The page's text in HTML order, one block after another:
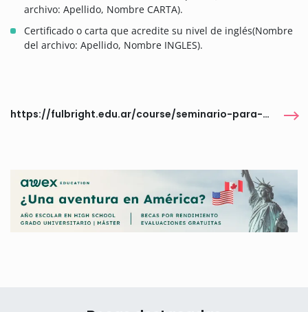
archivo: Apellido, Nombre CARTA).
Certificado o carta que acredite su nivel de inglés(Nombre
del archivo: Apellido, Nombre INGLES).
https://fulbright.edu.ar/course/seminario-para-estudiantes-universitarios-en-ee-uu-study-of-the-u-s-institute-for-student-leaders/#1565314377628-18112687-16173338-aa0a